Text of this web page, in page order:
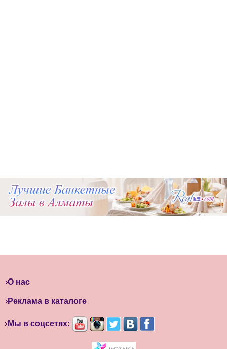
О нас
Реклама в каталоге
Мы в соцсетях: